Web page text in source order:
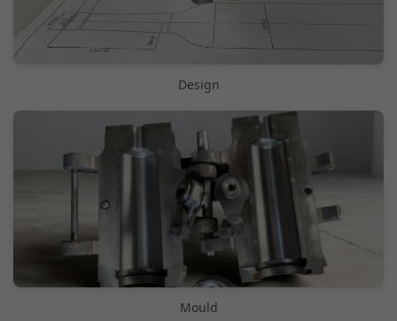
Design
Mould